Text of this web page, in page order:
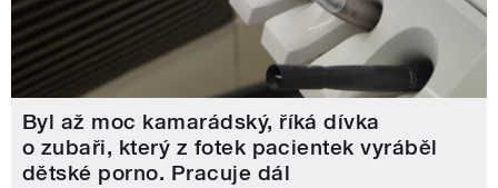
Byl až moc kamarádský, říká dívka
o zubaři, který z fotek pacientek vyráběl
dětské porno. Pracuje dál